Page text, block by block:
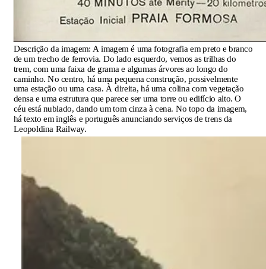
Descrição da imagem: A imagem é uma fotografia em preto e branco
de um trecho de ferrovia. Do lado esquerdo, vemos as trilhas do
trem, com uma faixa de grama e algumas árvores ao longo do
caminho. No centro, há uma pequena construção, possivelmente
uma estação ou uma casa. À direita, há uma colina com vegetação
densa e uma estrutura que parece ser uma torre ou edifício alto. O
céu está nublado, dando um tom cinza à cena. No topo da imagem,
há texto em inglês e português anunciando serviços de trens da
Leopoldina Railway.